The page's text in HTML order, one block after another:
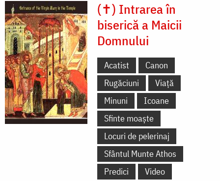
(✝) Intrarea în
biserică a Maicii
Domnului
Acatist
Canon
Rugăciuni
Viață
Minuni
Icoane
Sfinte moaște
Locuri de pelerinaj
Sfântul Munte Athos
Predici
Video